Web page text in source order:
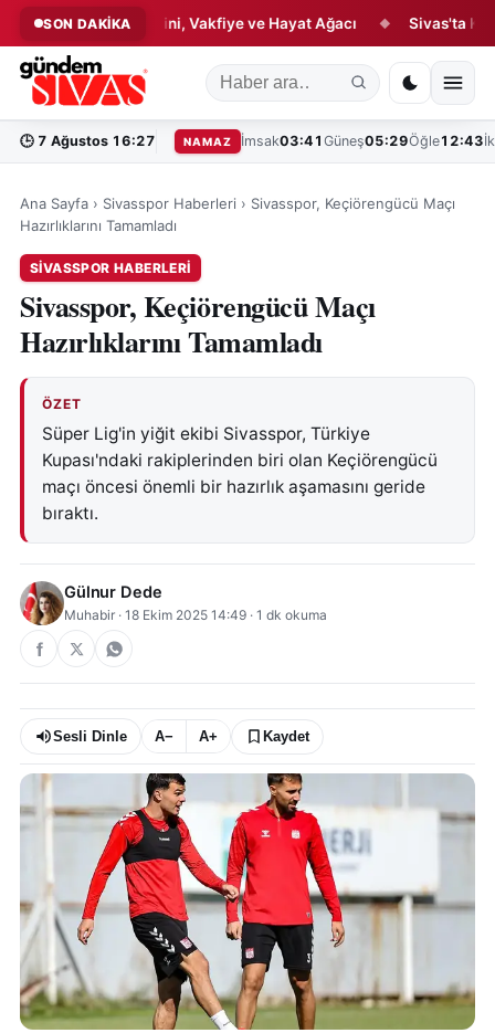
SON DAKİKA
Hikâyesi: Çini, Vakfiye ve Hayat Ağacı ◆ Sivas'ta Kültür ve
🕒 7 Ağustos 16:27 NAMAZ İmsak03:41 Güneş05:29Öğle12:43
Ana Sayfa › Sivasspor Haberleri › Sivasspor, Keçiörengücü Maçı
Hazırlıklarını Tamamladı
SIVASSPOR HABERLERI
Sivasspor, Keçiörengücü Maçı
Hazırlıklarını Tamamladı
ÖZET
Süper Lig'in yiğit ekibi Sivasspor, Türkiye
Kupası'ndaki rakiplerinden biri olan Keçiörengücü
maçı öncesi önemli bir hazırlık aşamasını geride
bıraktı.
Gülnur Dede
Muhabir · 18 Ekim 2025 14:49 · 1 dk okuma
Sesli Dinle A− A+ Kaydet